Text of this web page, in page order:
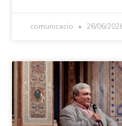
comunicacio 26/06/